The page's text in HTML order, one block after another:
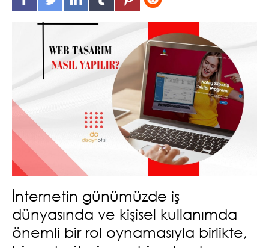
İnternetin günümüzde iş
dünyasında ve kişisel kullanımda
önemli bir rol oynamasıyla birlikte,